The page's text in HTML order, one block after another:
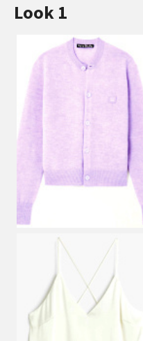
Look 1